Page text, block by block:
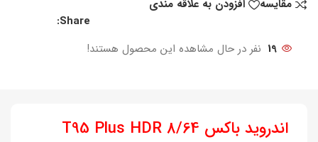
مقایسه
افزودن به علاقه مندی
Share:
19 نفر در حال مشاهده این محصول هستند!
اندروید باکس T95 Plus HDR 8/64